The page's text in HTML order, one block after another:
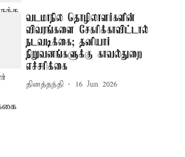
வடமாநில தொழிலாளர்களின்
விவரங்களை சேகரிக்காவிட்டால்
நடவடிக்கை; தனியார்
நிறுவனங்களுக்கு காவல்துறை
எச்சரிக்கை
தினத்தந்தி 16 Jun 2026